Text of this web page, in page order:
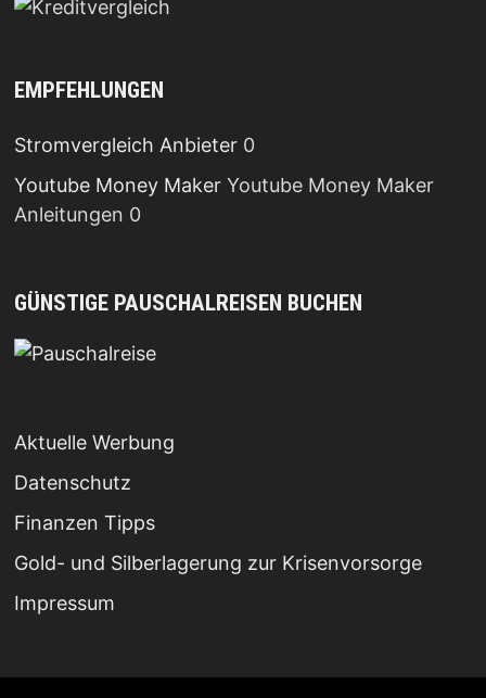
EMPFEHLUNGEN
Stromvergleich Anbieter0
Youtube Money MakerYoutube Money Maker
Anleitungen 0
GÜNSTIGE PAUSCHALREISEN BUCHEN
Aktuelle Werbung
Datenschutz
Finanzen Tipps
Gold- und Silberlagerung zur Krisenvorsorge
Impressum